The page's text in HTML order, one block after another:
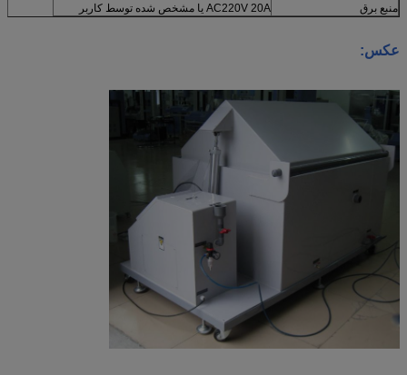
منبع برق AC220V 20A یا مشخص شده توسط کاربر
عکس: